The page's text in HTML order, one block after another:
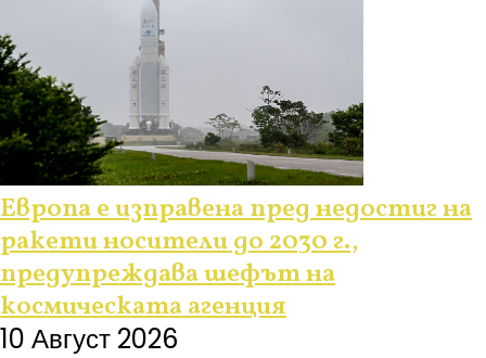
Европа е изправена пред недостиг на
ракети носители до 2030 г.,
предупреждава шефът на
космическата агенция
10 Август 2026